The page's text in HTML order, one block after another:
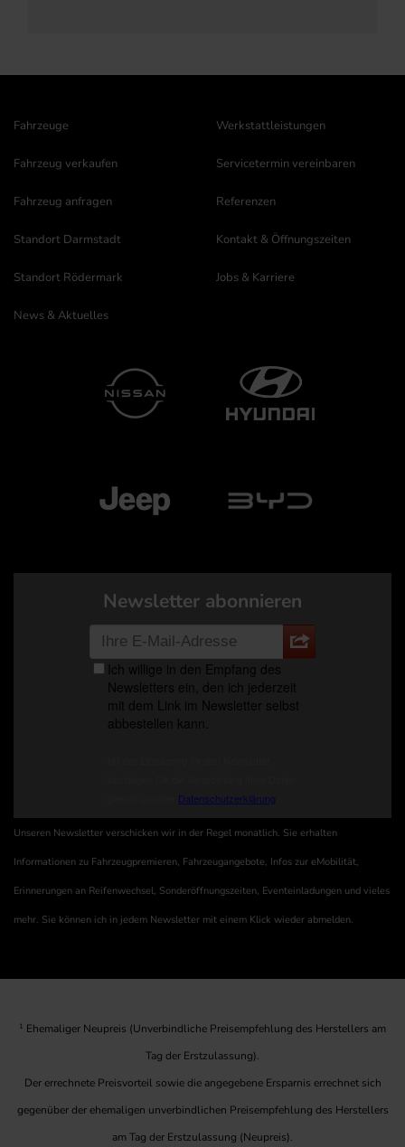
Fahrzeuge
Fahrzeug verkaufen
Fahrzeug anfragen
Werkstattleistungen
Servicetermin vereinbaren
Referenzen
Standort Darmstadt
Standort Rödermark
News & Aktuelles
Kontakt & Öffnungszeiten
Jobs & Karriere
Newsletter abonnieren
Unseren Newsletter verschicken wir in der Regel monatlich. Sie erhalten
Informationen zu Fahrzeugpremieren, Fahrzeugangebote, Infos zur eMobilität,
Erinnerungen an Reifenwechsel, Sonderöffnungszeiten, Eventeinladungen und vieles
mehr. Sie können ich in jedem Newsletter mit einem Klick wieder abmelden.
1 Ehemaliger Neupreis (Unverbindliche Preisempfehlung des Herstellers am
Tag der Erstzulassung).
Der errechnete Preisvorteil sowie die angegebene Ersparnis errechnet sich
gegenüber der ehemaligen unverbindlichen Preisempfehlung des Herstellers
am Tag der Erstzulassung (Neupreis).